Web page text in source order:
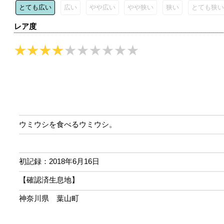
とても広い 広い やや広い やや狭い 狭い とても狭い
レア度
ウミウシを食べるウミウシ。
初記録：2018年6月16日
【確認済生息地】
神奈川県 葉山町